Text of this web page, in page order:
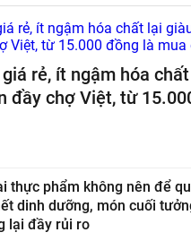
rẻ, ít ngậm hóa
đầy chợ Việt, từ
thực phẩm không nên để
dinh dưỡng, món cuối
lại đầy rủi ro